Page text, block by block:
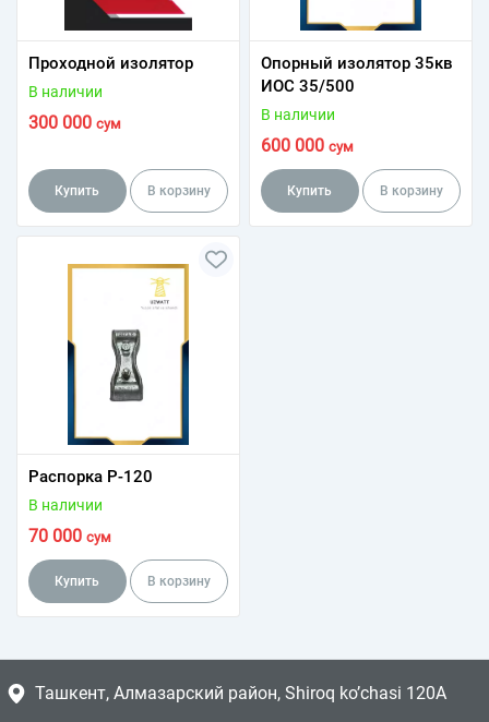
Проходной изолятор
В наличии
300 000 сум
Купить В корзину
Опорный изолятор 35кв
ИОС 35/500
В наличии
600 000 сум
Купить В корзину
Распорка Р-120
В наличии
70 000 сум
Купить В корзину
Ташкент, Алмазарский район, Shiroq ko’chasi 120A